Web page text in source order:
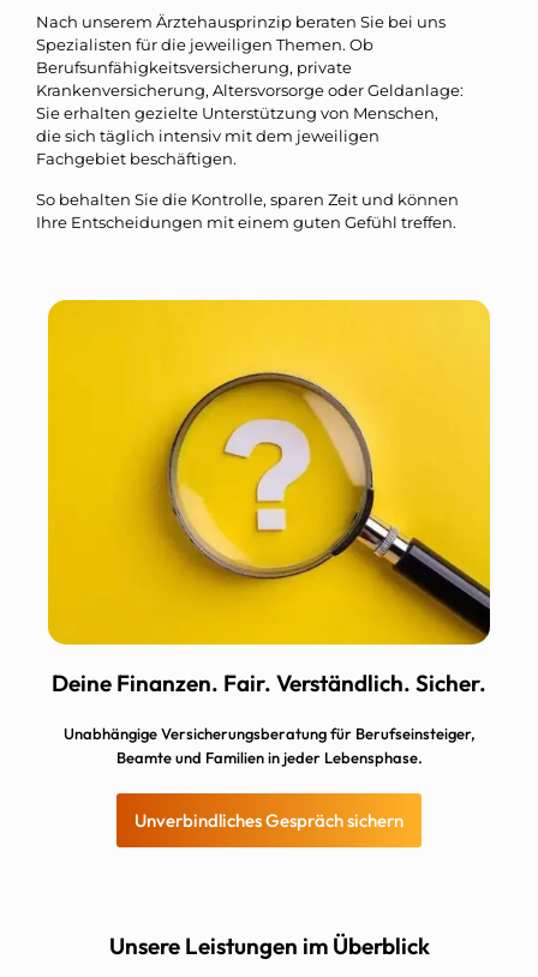
Nach unserem Ärztehausprinzip beraten Sie bei uns
Spezialisten für die jeweiligen Themen. Ob
Berufsunfähigkeitsversicherung, private
Krankenversicherung, Altersvorsorge oder Geldanlage:
Sie erhalten gezielte Unterstützung von Menschen,
die sich täglich intensiv mit dem jeweiligen
Fachgebiet beschäftigen.
So behalten Sie die Kontrolle, sparen Zeit und können
Ihre Entscheidungen mit einem guten Gefühl treffen.
Deine Finanzen. Fair. Verständlich. Sicher.
Unabhängige Versicherungsberatung für Berufseinsteiger,
Beamte und Familien in jeder Lebensphase.
Unverbindliches Gespräch sichern
Unsere Leistungen im Überblick